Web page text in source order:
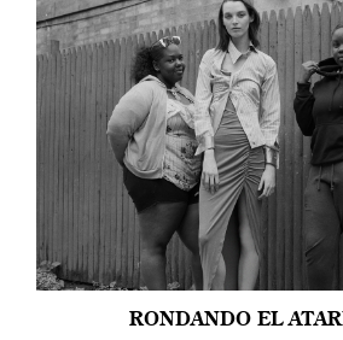
RONDANDO EL